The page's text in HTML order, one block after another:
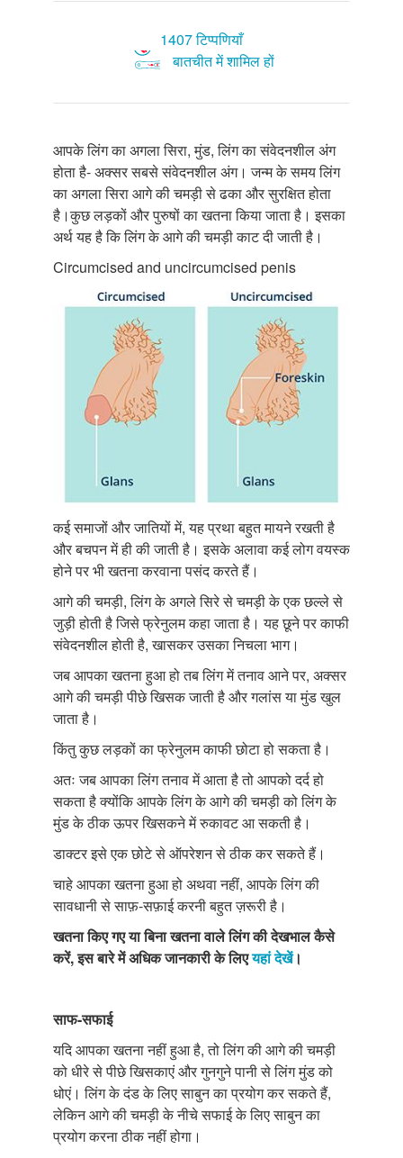
1407 टिप्पणियाँ
बातचीत में शामिल हों
आपके लिंग का अगला सिरा, मुंड, लिंग का संवेदनशील अंग
होता है- अक्सर सबसे संवेदनशील अंग। जन्म के समय लिंग
का अगला सिरा आगे की चमड़ी से ढका और सुरक्षित होता
है।कुछ लड़कों और पुरुषों का खतना किया जाता है। इसका
अर्थ यह है कि लिंग के आगे की चमड़ी काट दी जाती है।
Circumcised and uncircumcised penis
कई समाजों और जातियों में, यह प्रथा बहुत मायने रखती है
और बचपन में ही की जाती है। इसके अलावा कई लोग वयस्क
होने पर भी खतना करवाना पसंद करते हैं।
आगे की चमड़ी, लिंग के अगले सिरे से चमड़ी के एक छल्ले से
जुड़ी होती है जिसे फ्रेनुलम कहा जाता है। यह छूने पर काफी
संवेदनशील होती है, खासकर उसका निचला भाग।
जब आपका खतना हुआ हो तब लिंग में तनाव आने पर, अक्सर
आगे की चमड़ी पीछे खिसक जाती है और गलांस या मुंड खुल
जाता है।
किंतु कुछ लड़कों का फ्रेनुलम काफी छोटा हो सकता है।
अतः जब आपका लिंग तनाव में आता है तो आपको दर्द हो
सकता है क्योंकि आपके लिंग के आगे की चमड़ी को लिंग के
मुंड के ठीक ऊपर खिसकने में रुकावट आ सकती है।
डाक्टर इसे एक छोटे से ऑपरेशन से ठीक कर सकते हैं।
चाहे आपका खतना हुआ हो अथवा नहीं, आपके लिंग की
सावधानी से साफ़-सफ़ाई करनी बहुत ज़रूरी है।
खतना किए गए या बिना खतना वाले लिंग की देखभाल कैसे
करें, इस बारे में अधिक जानकारी के लिएयहां देखें।
साफ-सफाई
यदि आपका खतना नहीं हुआ है, तो लिंग की आगे की चमड़ी
को धीरे से पीछे खिसकाएं और गुनगुने पानी से लिंग मुंड को
धोएं। लिंग के दंड के लिए साबुन का प्रयोग कर सकते हैं,
लेकिन आगे की चमड़ी के नीचे सफाई के लिए साबुन का
प्रयोग करना ठीक नहीं होगा।